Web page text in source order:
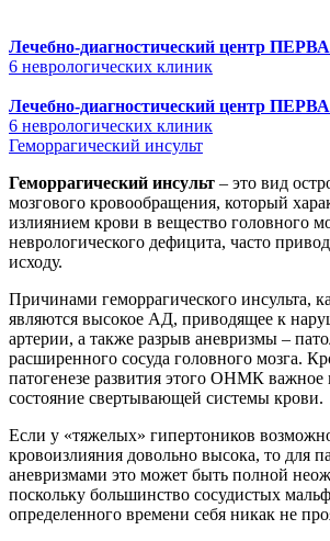
Лечебно-диагностический центр
6 неврологических клиник
Лечебно-диагностический центр
6 неврологических клиник
Геморрагический инсульт
Геморрагический инсульт – это вид
мозгового кровообращения, который
излиянием крови в вещество головного
неврологического дефицита, часто
исходу.
Причинами геморрагического инсульта,
являются высокое АД, приводящее к
артерии, а также разрыв аневризмы –
расширенного сосуда головного мозга.
патогенезе развития этого ОНМК важное
состояние свертывающей системы крови.
Если у «тяжелых» гипертоников
кровоизлияния довольно высока, то для
аневризмами это может быть полной
поскольку большинство сосудистых
определенного времени себя никак не